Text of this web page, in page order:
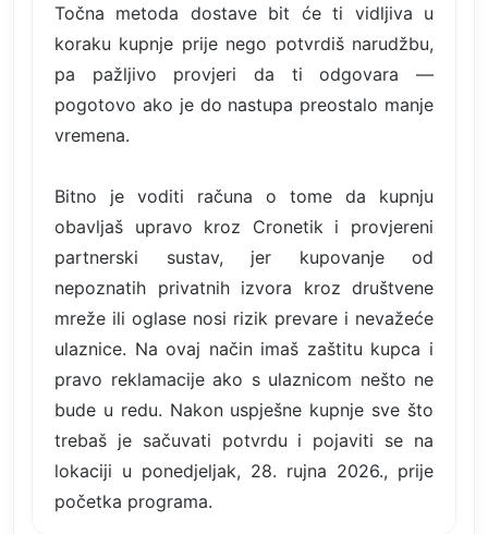
Točna metoda dostave bit će ti vidljiva u
koraku kupnje prije nego potvrdiš narudžbu,
pa pažljivo provjeri da ti odgovara —
pogotovo ako je do nastupa preostalo manje
vremena.
Bitno je voditi računa o tome da kupnju
obavljaš upravo kroz Cronetik i provjereni
partnerski sustav, jer kupovanje od
nepoznatih privatnih izvora kroz društvene
mreže ili oglase nosi rizik prevare i nevažeće
ulaznice. Na ovaj način imaš zaštitu kupca i
pravo reklamacije ako s ulaznicom nešto ne
bude u redu. Nakon uspješne kupnje sve što
trebaš je sačuvati potvrdu i pojaviti se na
lokaciji u ponedjeljak, 28. rujna 2026., prije
početka programa.